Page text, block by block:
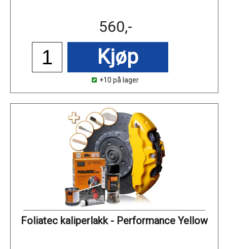
560,-
Kjøp
+10 på lager
Foliatec kaliperlakk - Performance Yellow